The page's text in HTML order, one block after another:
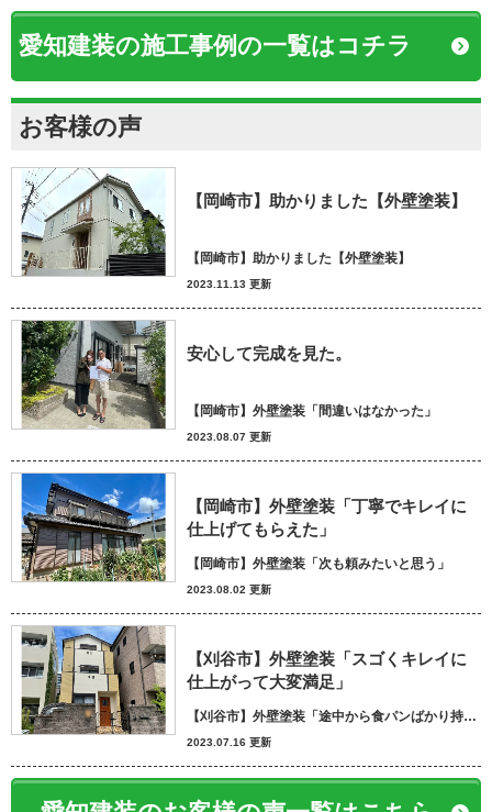
愛知建装の施工事例の一覧はコチラ
お客様の声
【岡崎市】助かりました【外壁塗装】
【岡崎市】助かりました【外壁塗装】
2023.11.13 更新
安心して完成を見た。
【岡崎市】外壁塗装「間違いはなかった」
2023.08.07 更新
【岡崎市】外壁塗装「丁寧でキレイに
仕上げてもらえた」
【岡崎市】外壁塗装「次も頼みたいと思う」
2023.08.02 更新
【刈谷市】外壁塗装「スゴくキレイに
仕上がって大変満足」
【刈谷市】外壁塗装「途中から食パンばかり持ってきてパン屋さんかと思いました笑」
2023.07.16 更新